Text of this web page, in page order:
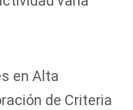
en Alta
de Criteria